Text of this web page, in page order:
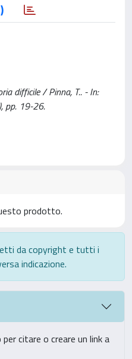
difficile / Pinna, T.. - In:
pp. 19-26.
prodotto.
da copyright e tutti i
indicazione.
citare o creare un link a